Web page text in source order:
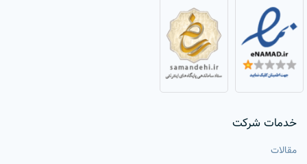
خدمات شرکت
مقالات